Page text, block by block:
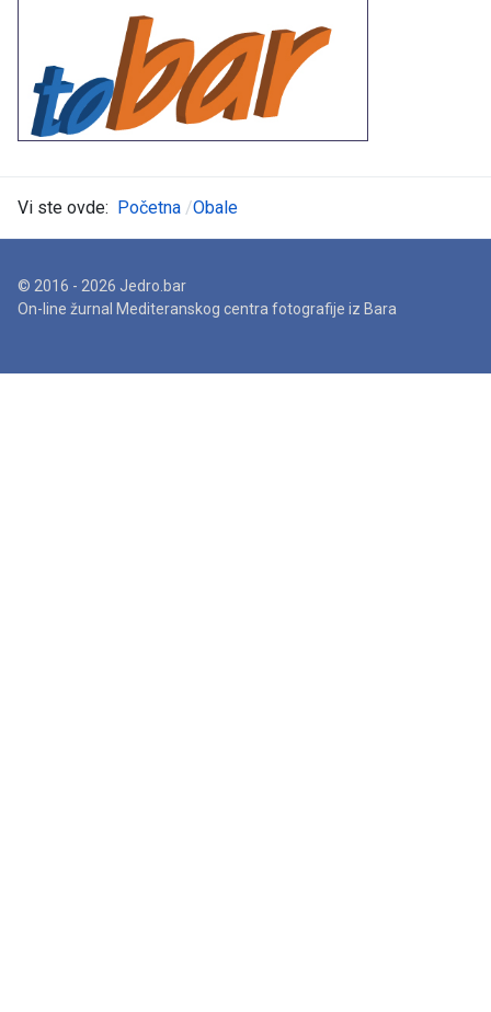
Vi ste ovde: Početna Obale
© 2016 - 2026 Jedro.bar
On-line žurnal Mediteranskog centra fotografije iz Bara